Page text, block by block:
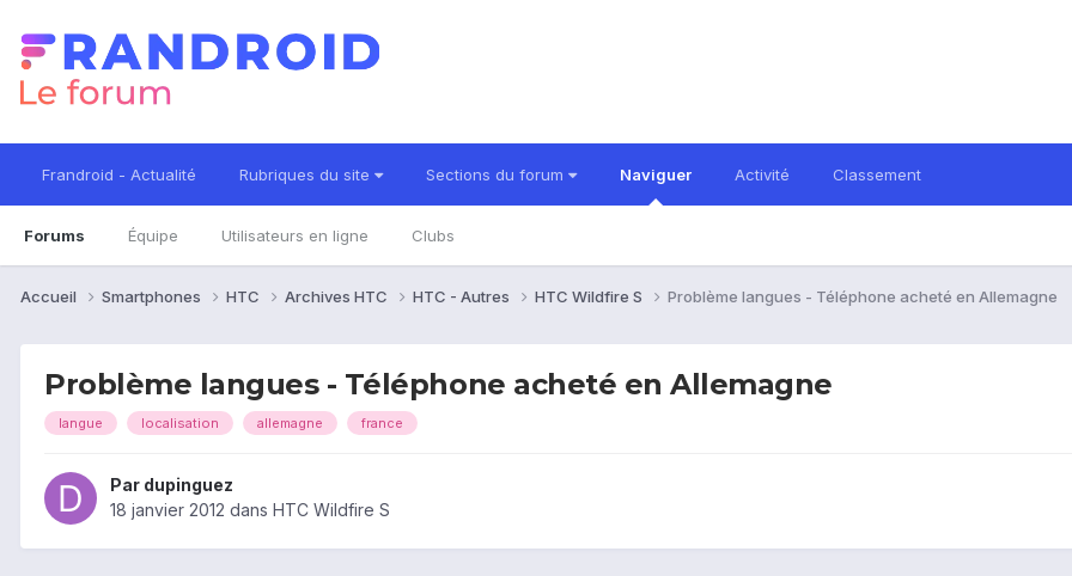
Frandroid - Actualité Rubriques du site Sections du forum Naviguer
Forums Équipe Utilisateurs en ligne Clubs
Activité Classement
Accueil Smartphones HTC Archives HTC HTC - Autres HTC Wildfire S Problème langues - Téléphone acheté en Allemagne
Problème langues - Téléphone acheté en Allemagne
langue localisation allemagne france
Par dupinguez
18 janvier 2012 dans HTC Wildfire S